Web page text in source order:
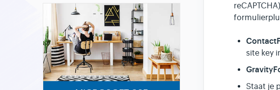
site key
Staat je